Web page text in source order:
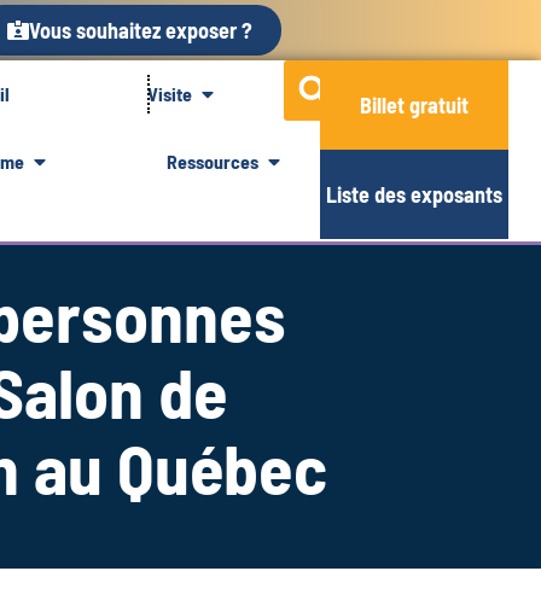
Vous souhaitez exposer ?
Visite
Ressources
Billet gratuit
Liste des exposants
de
au Québec